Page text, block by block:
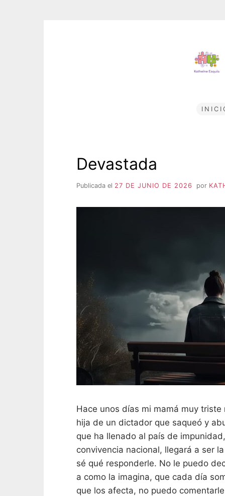
Devastada
Publicada el 27 DE JUNIO DE 2026 por
Hace unos días mi mamá muy triste
hija de un dictador que saqueó y
que ha llenado al país de
convivencia nacional, llegará a ser
sé qué responderle. No le puedo
a como la imagina, que cada día
que los afecta, no puedo